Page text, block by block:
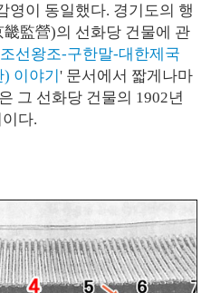
영이 동일했다. 경기도의 행
監營)의 선화당 건물에 관
조선왕조-구한말-대한제국
이야기 ' 문서에서 짧게나마
그 선화당 건물의 1902년
다.